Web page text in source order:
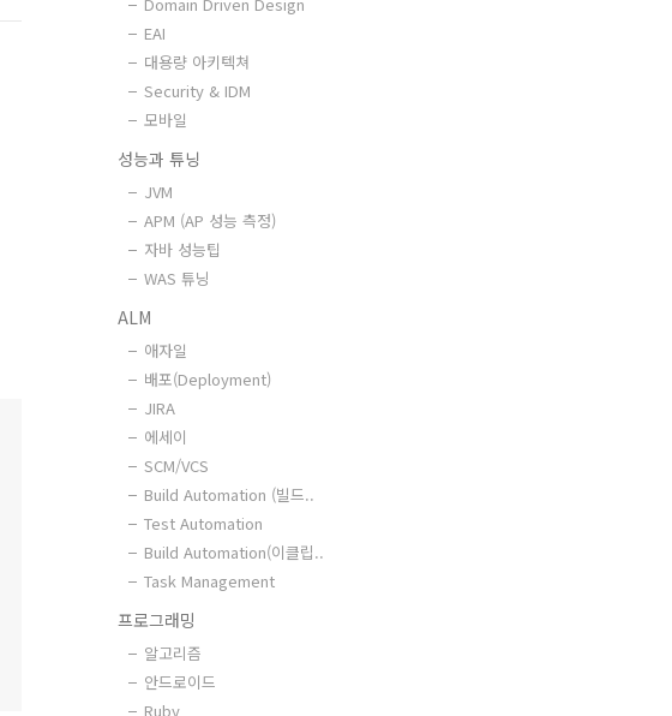
EAI
대용량 아키텍쳐
Security & IDM
모바일
성능과 튜닝
JVM
APM (AP 성능 측정)
자바 성능팁
WAS 튜닝
ALM
애자일
배포(Deployment)
JIRA
에세이
SCM/VCS
Build Automation (빌드..
Test Automation
Build Automation(이클립..
Task Management
프로그래밍
알고리즘
안드로이드
Ruby